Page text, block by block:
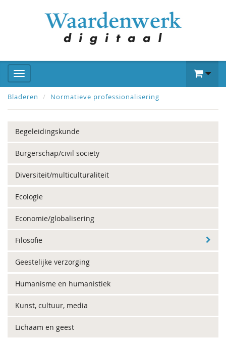
Bladeren Normatieve professionalisering
Begeleidingskunde
Burgerschap/civil society
Diversiteit/multiculturaliteit
Ecologie
Economie/globalisering
Filosofie
Geestelijke verzorging
Humanisme en humanistiek
Kunst, cultuur, media
Lichaam en geest